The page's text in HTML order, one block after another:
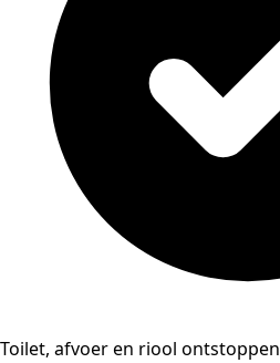
Toilet, afvoer en riool ontstoppen